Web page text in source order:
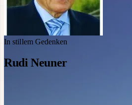
In stillem Gedenken
Rudi Neuner